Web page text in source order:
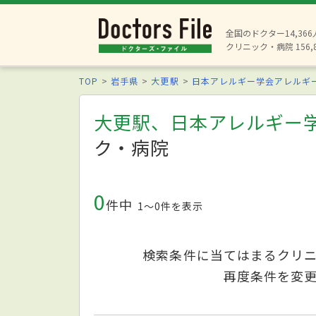
全国のドクター14,366
クリニック・病院
TOP 岩手県 大更駅 日本アレルギー学会アレルギ
大更駅、日本アレルギー
ク・病院
0件中 1〜0件を表示
検索条件に当てはまるクリ
再度条件を変